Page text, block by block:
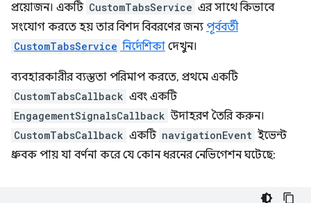
প্রয়োজন। একটি CustomTabsService এর সাথে কিভাবে
সংযোগ করতে হয় তার বিশদ বিবরণের জন্য পূর্ববর্তী
CustomTabsService নির্দেশিকা দেখুন।
ব্যবহারকারীর ব্যস্ততা পরিমাপ করতে, প্রথমে একটি
CustomTabsCallback এবং একটি
EngagementSignalsCallback উদাহরণ তৈরি করুন।
CustomTabsCallback একটি navigationEvent ইভেন্ট
ধ্রুবক পায় যা বর্ণনা করে যে কোন ধরনের নেভিগেশন ঘটেছে: